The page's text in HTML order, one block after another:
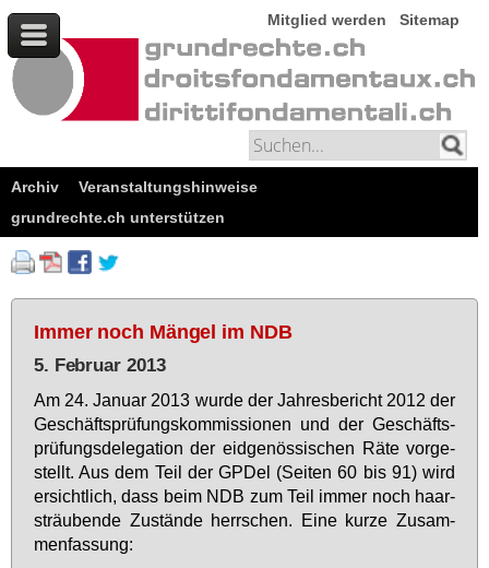
Mitglied werden Sitemap
Archiv
Veranstaltungshinweise
grundrechte.ch unterstützen
Immer noch Mängel im NDB
5. Februar 2013
Am 24. Ja­nu­ar 2013 wur­de der Jah­res­be­richt 2012 der
Ge­schäfts­prü­fungs­kom­mis­sio­nen und der Ge­schäfts­
prü­fungs­de­le­ga­ti­on der eid­ge­nös­si­schen Rä­te vor­ge­
stellt. Aus dem Teil der GPDel (Sei­ten 60 bis 91) wird
er­sicht­lich, dass beim NDB zum Teil im­mer noch haar­
sträu­ben­de Zu­stän­de herr­schen. Ei­ne kur­ze Zu­sam­
men­fas­sung: